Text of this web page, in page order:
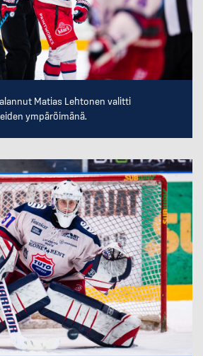
Matias Lehtonen valitti
ympäröimänä.